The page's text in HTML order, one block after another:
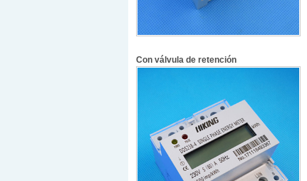
Con válvula de retención